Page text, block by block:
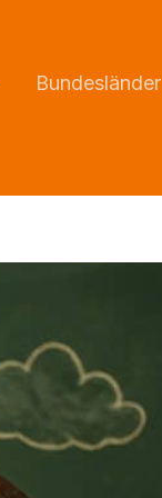
Bundesländer